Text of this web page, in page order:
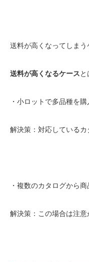
送料が高くなってしまう
送料が高くなるケースと
・小ロットで多品種を
解決策：対応しているカ
・複数のカタログから
解決策：この場合は注意